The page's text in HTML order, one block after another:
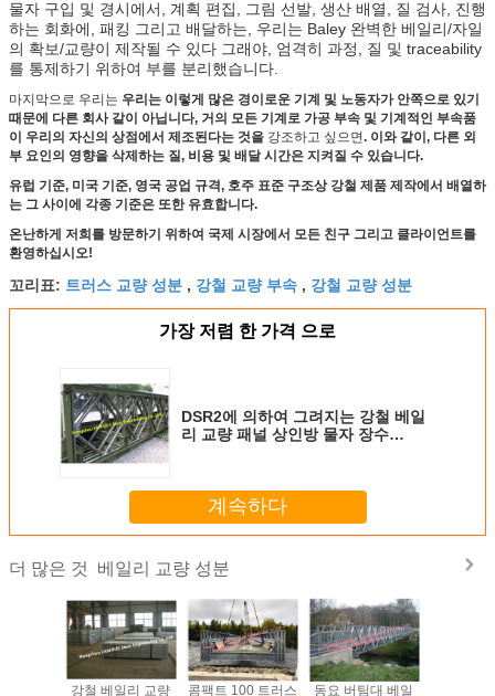
물자 구입 및 경시에서, 계획 편집, 그림 선발, 생산 배열, 질 검사, 진행
하는 회화에, 패킹 그리고 배달하는, 우리는 Baley 완벽한 베일리/자일
의 확보/교량이 제작될 수 있다 그래야, 엄격히 과정, 질 및 traceability
를 통제하기 위하여 부를 분리했습니다.
마지막으로 우리는 우리는 이렇게 많은 경이로운 기계 및 노동자가 안쪽으로 있기
때문에 다른 회사 같이 아닙니다, 거의 모든 기계로 가공 부속 및 기계적인 부속품
이 우리의 자신의 상점에서 제조된다는 것을 강조하고 싶으면. 이와 같이, 다른 외
부 요인의 영향을 삭제하는 질, 비용 및 배달 시간은 지켜질 수 있습니다.
유럽 기준, 미국 기준, 영국 공업 규격, 호주 표준 구조상 강철 제품 제작에서 배열하
는 그 사이에 각종 기준은 또한 유효합니다.
온난하게 저희를 방문하기 위하여 국제 시장에서 모든 친구 그리고 클라이언트를
환영하십시오!
꼬리표: 트러스 교량 성분 , 강철 교량 부속 , 강철 교량 성분
가장 저렴 한 가격 으로
DSR2에 의하여 그려지는 강철 베일
리 교량 패널 상인방 물자 장수
계속하다
더 많은 것 베일리 교량 성분
강철 베일리 교량 콤팩트 100 트러스 동요 버팀대 베일